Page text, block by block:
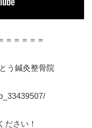
＝＝＝＝＝
う鍼灸整骨院
ださい！